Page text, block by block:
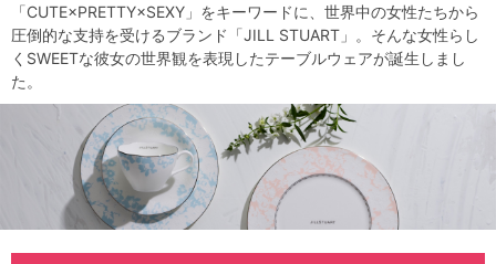
「CUTE×PRETTY×SEXY」をキーワードに、世界中の女性たちから
圧倒的な支持を受けるブランド「JILL STUART」。そんな女性らし
くSWEETな彼女の世界観を表現したテーブルウェアが誕生しまし
た。